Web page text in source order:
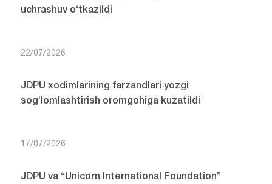
uchrashuv o‘tkazildi
22/07/2026
JDPU xodimlarining farzandlari yozgi
sog‘lomlashtirish oromgohiga kuzatildi
17/07/2026
JDPU va “Unicorn International Foundation”